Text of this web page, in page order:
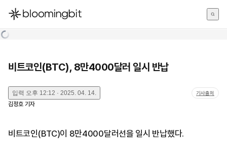
한국어
비트코인(BTC), 8만4000달러 일시 반납
입력 오후 12:12 · 2025. 04. 14. 기사출처
김정호 기자
비트코인(BTC)이 8만4000달러선을 일시 반납했다.